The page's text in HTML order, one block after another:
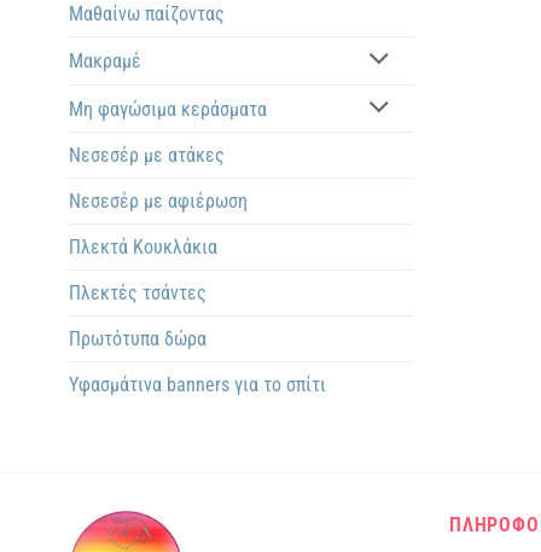
Μαθαίνω παίζοντας
Μακραμέ
Μη φαγώσιμα κεράσματα
Νεσεσέρ με ατάκες
Νεσεσέρ με αφιέρωση
Πλεκτά Kουκλάκια
Πλεκτές τσάντες
Πρωτότυπα δώρα
Υφασμάτινα banners για το σπίτι